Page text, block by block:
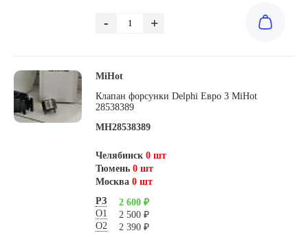
- +
MiHot
Клапан форсунки Delphi Евро 3 MiHot
28538389
MH28538389
Челябинск 0 шт
Тюмень 0 шт
Москва 0 шт
РЗ
2 600 ₽
О1
2 500 ₽
О2
2 390 ₽